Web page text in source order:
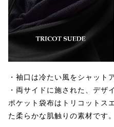
・袖口は冷たい風をシャット
・両サイドに施された、デザ
ポケット袋布はトリコットス
た柔らかな肌触りの素材です。